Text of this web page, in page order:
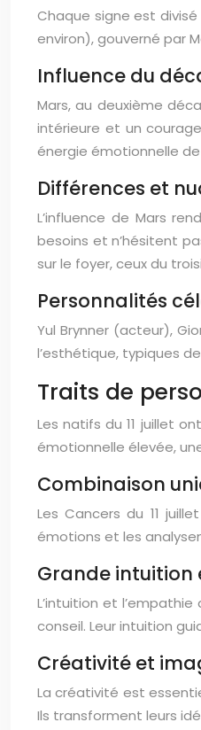
Chaque signe est divisé
environ), gouverné par
Influence du
Mars, au deuxième
intérieure et un
énergie émotionnelle
Différences et
L’influence de Mars
besoins et n’hésitent
sur le foyer, ceux du
Personnalités
Yul Brynner (acteur),
l’esthétique, typiques
Traits de
Les natifs du 11 juillet
émotionnelle élevée,
Combinaison
Les Cancers du 11
émotions et les
Grande
L’intuition et
conseil. Leur intuition
Créativité et
La créativité est
Ils transforment leurs